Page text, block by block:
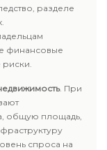
разделе
финансовые
. При
общую площадь,
спроса на